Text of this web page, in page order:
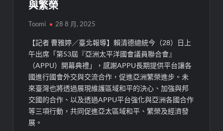
與繁榮
Toomi 28 8 月, 2025
【記者 曹雅婷／臺北報導】賴清德總統今（28）日上
午出席「第53屆『亞洲太平洋國會議員聯合會』
（APPU）開幕典禮」，感謝APPU長期提供平台讓各
國進行國會外交與交流合作，促進亞洲繁榮進步。未
來臺灣也將透過展現維護區域和平的決心、加強與邦
交國的合作、以及透過APPU平台強化與亞洲各國合作
等三項行動，共同促進亞太區域和平、繁榮及經濟發
展。